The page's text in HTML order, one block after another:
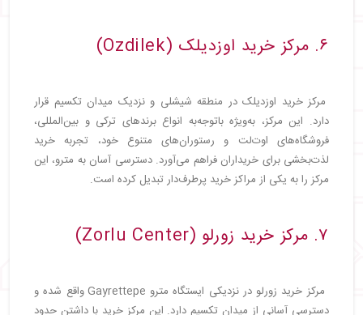
۶. مرکز خرید اوزدیلک (Ozdilek)
مرکز خرید اوزدیلک در منطقه شیشلی و نزدیک میدان تکسیم قرار
دارد. این مرکز، به‌ویژه باتوجه‌به انواع برندهای ترکی و بین‌المللی،
فروشگاه‌های اوت‌لت و رستوران‌های متنوع خود، تجربه خرید
لذت‌بخشی برای خریداران فراهم می‌آورد. دسترسی آسان به مترو، این
مرکز را به یکی از مراکز خرید پرطرف‌دار تبدیل کرده است.
۷. مرکز خرید زورلو (Zorlu Center)
مرکز خرید زورلو در نزدیکی ایستگاه مترو Gayrettepe واقع شده و
دسترسی آسانی از میدان تکسیم دارد. این مرکز خرید با داشتن حدود